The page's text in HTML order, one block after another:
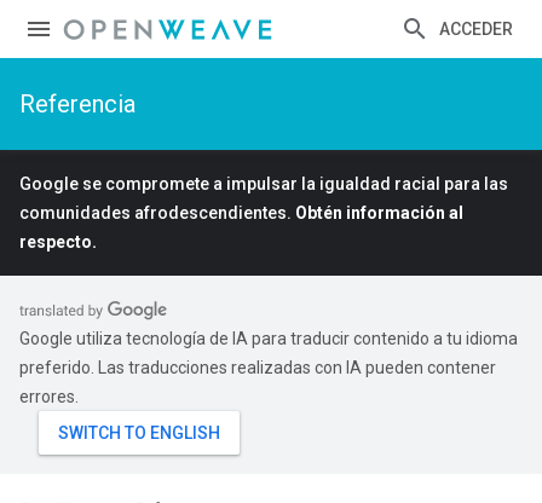
ACCEDER
Referencia
Google se compromete a impulsar la igualdad racial para las
comunidades afrodescendientes. Obtén información al
respecto.
Google utiliza tecnología de IA para traducir contenido a tu idioma
preferido. Las traducciones realizadas con IA pueden contener
errores.